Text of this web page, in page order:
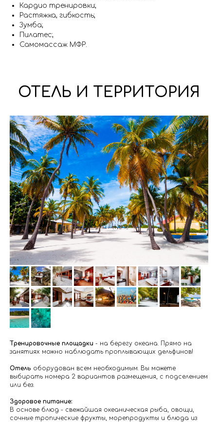
Кардио тренировки;
Растяжка, гибкость;
Зумба;
Пилатес;
Самомассаж МФР.
ОТЕЛЬ И ТЕРРИТОРИЯ
Тренировочные площадки - на берегу океана. Прямо на
занятиях можно наблюдать проплывающих дельфинов!
Отель оборудован всем необходимым. Вы можете
выбирать номера 2 вариантов размещения, с подселением
или без.
Здоровое питание:
В основе блюд - свежайшая океаническая рыба, овощи,
сочные тропические фрукты, морепродукты и блюда из